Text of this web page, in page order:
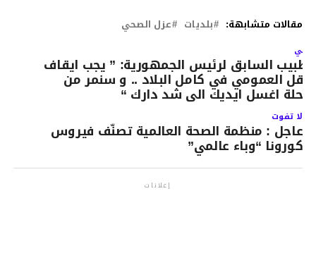
مقالات متشابهة: بلديات عزل الصحي
السابق لرئيس الجمهورية: ” يجب ايقاف
العمومي في كامل البلاد .. و سنمر من
اغسل ايديك الى شد دارك “
لا تفوت
عاجل : منظمة الصحة العالمية تصنّف فيروس
كورونا “وباء عالمي”
إعلانات